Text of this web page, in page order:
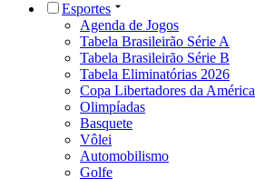
Esportes
Agenda de Jogos
Tabela Brasileirão Série A
Tabela Brasileirão Série B
Tabela Eliminatórias 2026
Copa Libertadores da América
Olimpíadas
Basquete
Vôlei
Automobilismo
Golfe